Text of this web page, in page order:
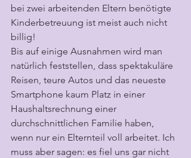
bei zwei arbeitenden Eltern benötigte
Kinderbetreuung ist meist auch nicht
billig!
Bis auf einige Ausnahmen wird man
natürlich feststellen, dass spektakuläre
Reisen, teure Autos und das neueste
Smartphone kaum Platz in einer
Haushaltsrechnung einer
durchschnittlichen Familie haben,
wenn nur ein Elternteil voll arbeitet. Ich
muss aber sagen: es fiel uns gar nicht